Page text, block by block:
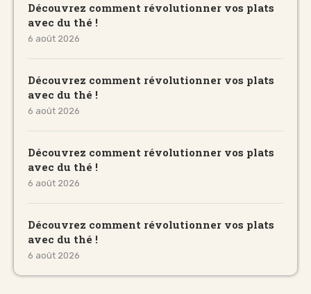
Découvrez comment révolutionner vos plats
avec du thé !
6 août 2026
Découvrez comment révolutionner vos plats
avec du thé !
6 août 2026
Découvrez comment révolutionner vos plats
avec du thé !
6 août 2026
Découvrez comment révolutionner vos plats
avec du thé !
6 août 2026